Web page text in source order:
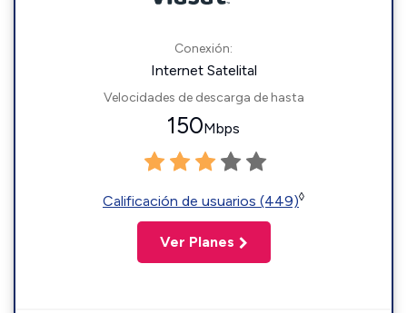
Conexión:
Internet Satelital
Velocidades de descarga de hasta
150Mbps
Calificación de usuarios (449)◊
Ver Planes